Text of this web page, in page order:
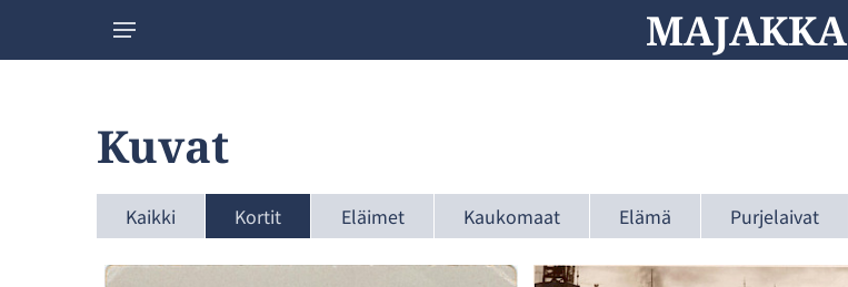
MAJAKKA
Kuvat
Kaikki Kortit Eläimet Kaukomaat Elämä Purjelaivat